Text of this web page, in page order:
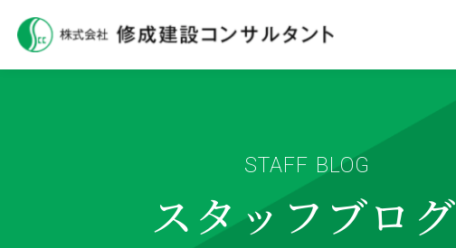
STAFF BLOG
スタッフブログ